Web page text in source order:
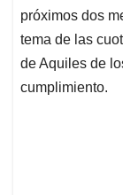
próximos dos
tema de las
de Aquiles de
cumplimiento.